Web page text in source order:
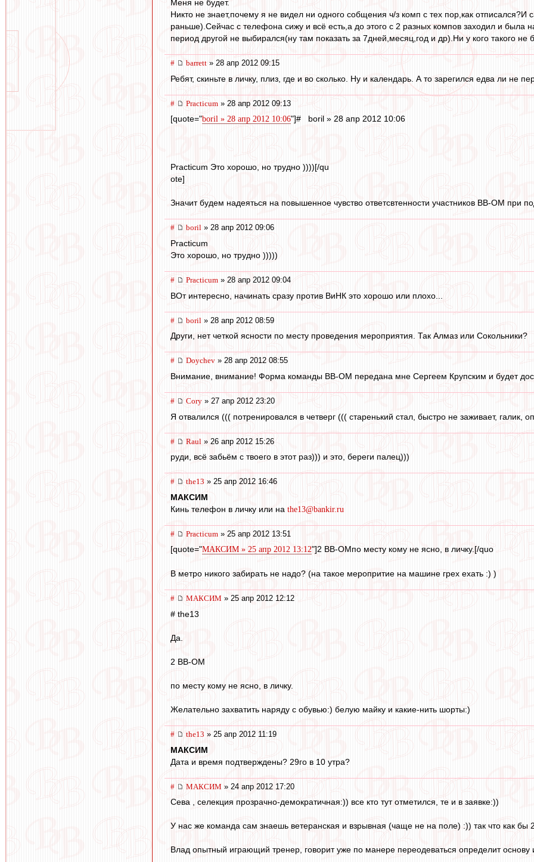
Меня не будет.
Никто не знает,почему я не видел ни одного собщения ч/з комп с тех пор,как
раньше).Сейчас с телефона сижу и всё есть,а до этого с 2 разных компов заходил и была
период другой не выбирался(ну там показать за 7дней,месяц,год и др).Ни у кого такого не
# barrett » 28 апр 2012 09:15
Ребят, скиньте в личку, плиз, где и во сколько. Ну и календарь. А то зарегился едва ли
# Practicum » 28 апр 2012 09:13
[quote="boril » 28 апр 2012 10:06"]# boril » 28 апр 2012 10:06
Practicum Это хорошо, но трудно ))))[/qu
ote]
Значит будем надеяться на повышенное чувство ответсвтенности участников ВВ-ОМ при
# boril » 28 апр 2012 09:06
Practicum
Это хорошо, но трудно )))))
# Practicum » 28 апр 2012 09:04
ВОт интересно, начинать сразу против ВиНК это хорошо или плохо...
# boril » 28 апр 2012 08:59
Други, нет четкой ясности по месту проведения мероприятия. Так Алмаз или Сокольники?
# Doychev » 28 апр 2012 08:55
Внимание, внимание! Форма команды ВВ-ОМ передана мне Сергеем Крупским и будет
# Cory » 27 апр 2012 23:20
Я отвалился ((( потренировался в четверг ((( старенький стал, быстро не заживает, галик,
# Raul » 26 апр 2012 15:26
руди, всё забьём с твоего в этот раз))) и это, береги палец)))
# the13 » 25 апр 2012 16:46
МАКСИМ
Кинь телефон в личку или на the13@bankir.ru
# Practicum » 25 апр 2012 13:51
[quote="МАКСИМ » 25 апр 2012 13:12"]2 ВВ-ОМпо месту кому не ясно, в личку.[/quo
В метро никого забирать не надо? (на такое меропритие на машине грех ехать :) )
# МАКСИМ » 25 апр 2012 12:12
# the13
Да.
2 ВВ-ОМ
по месту кому не ясно, в личку.
Желательно захватить наряду с обувью:) белую майку и какие-нить шорты:)
# the13 » 25 апр 2012 11:19
МАКСИМ
Дата и время подтверждены? 29го в 10 утра?
# МАКСИМ » 24 апр 2012 17:20
Сева , селекция прозрачно-демократичная:)) все кто тут отметился, те и в заявке:))
У нас же команда сам знаешь ветеранская и взрывная (чаще не на поле) :)) так что как бы
Влад опытный играющий тренер, говорит уже по манере переодеваться определит